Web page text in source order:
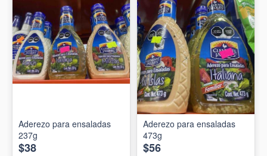
Aderezo para ensaladas
237g
$38
Aderezo para ensaladas
473g
$56